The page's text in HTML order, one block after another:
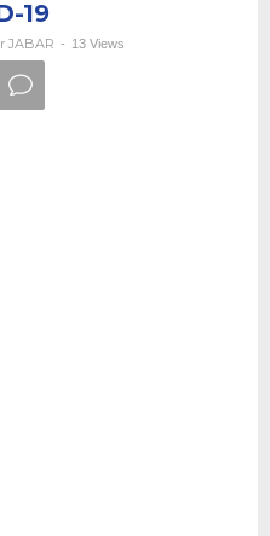
19
JABAR - 13 Views